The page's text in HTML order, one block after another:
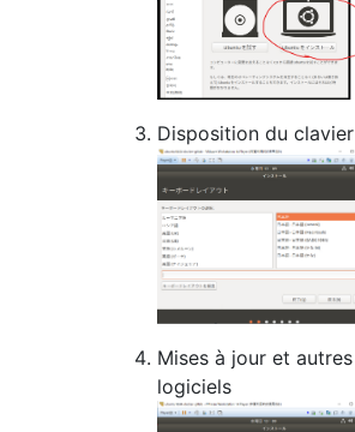
Disposition du clavier
Mises à jour et autres
logiciels